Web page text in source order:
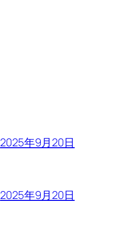
2025年9月20日
2025年9月20日